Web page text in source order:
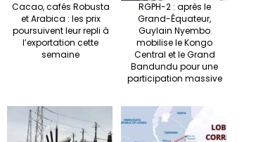
Cacao, cafés Robusta
et Arabica : les prix
poursuivent leur repli à
l’exportation cette
semaine
RGPH-2 : après le
Grand-Équateur,
Guylain Nyembo
mobilise le Kongo
Central et le Grand
Bandundu pour une
participation massive